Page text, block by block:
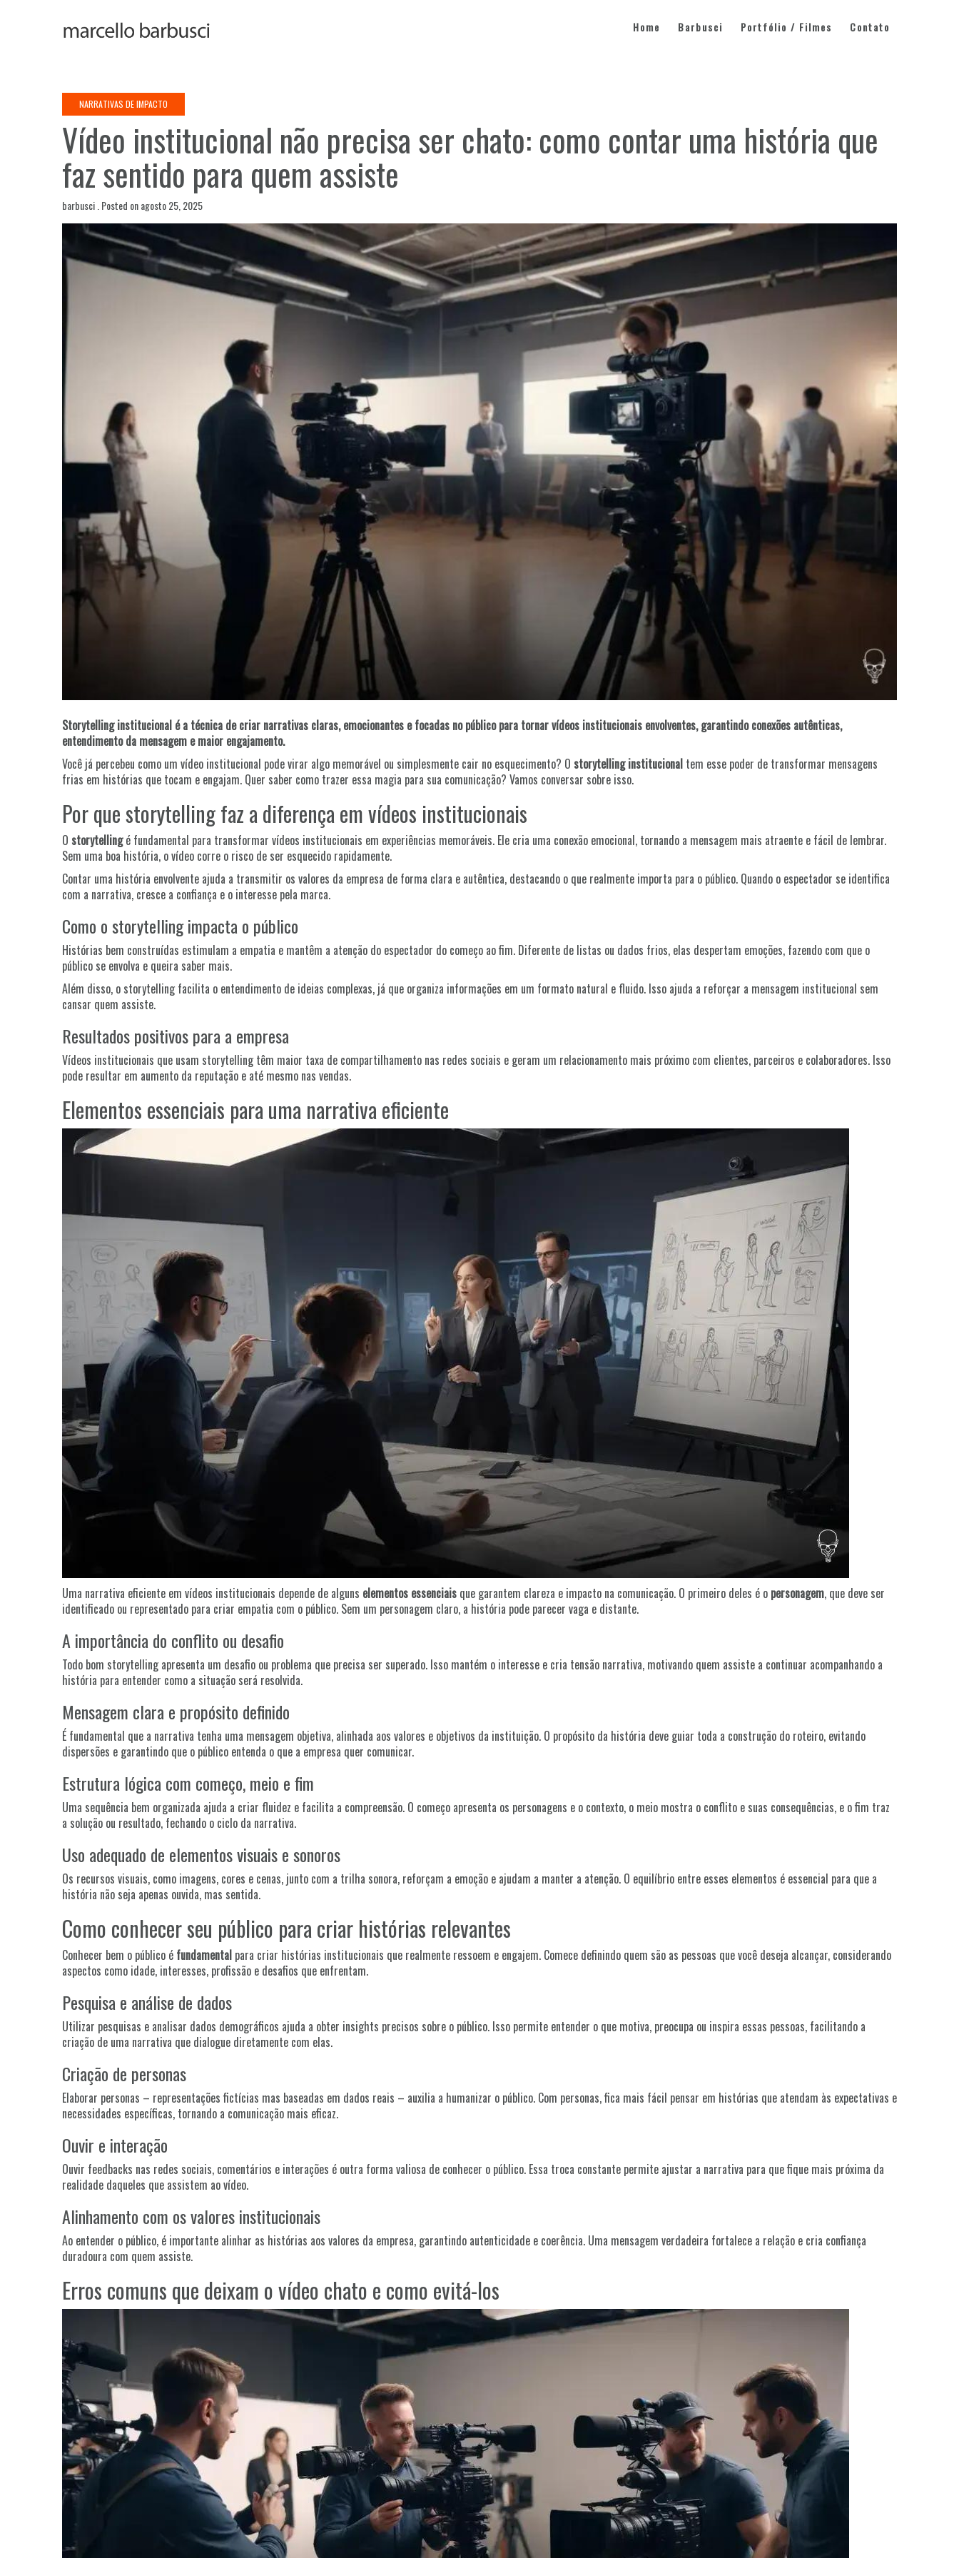
Home Barbusci Portfólio / Filmes Contato
NARRATIVAS DE IMPACTO
Vídeo institucional não precisa ser chato: como contar uma história que
faz sentido para quem assiste
barbusci . Posted onagosto 25, 2025
Storytelling institucional é a técnica de criar narrativas claras, emocionantes e focadas no público para tornar vídeos institucionais envolventes, garantindo conexões autênticas,
entendimento da mensagem e maior engajamento.
Você já percebeu como um vídeo institucional pode virar algo memorável ou simplesmente cair no esquecimento? O storytelling institucional tem esse poder de transformar mensagens
frias em histórias que tocam e engajam. Quer saber como trazer essa magia para sua comunicação? Vamos conversar sobre isso.
Por que storytelling faz a diferença em vídeos institucionais
O storytellingé fundamental para transformar vídeos institucionais em experiências memoráveis. Ele cria uma conexão emocional, tornando a mensagem mais atraente e fácil de lembrar.
Sem uma boa história, o vídeo corre o risco de ser esquecido rapidamente.
Contar uma história envolvente ajuda a transmitir os valores da empresa de forma clara e autêntica, destacando o que realmente importa para o público. Quando o espectador se identifica
com a narrativa, cresce a confiança e o interesse pela marca.
Como o storytelling impacta o público
Histórias bem construídas estimulam a empatia e mantêm a atenção do espectador do começo ao fim. Diferente de listas ou dados frios, elas despertam emoções, fazendo com que o
público se envolva e queira saber mais.
Além disso, o storytelling facilita o entendimento de ideias complexas, já que organiza informações em um formato natural e fluido. Isso ajuda a reforçar a mensagem institucional sem
cansar quem assiste.
Resultados positivos para a empresa
Vídeos institucionais que usam storytelling têm maior taxa de compartilhamento nas redes sociais e geram um relacionamento mais próximo com clientes, parceiros e colaboradores. Isso
pode resultar em aumento da reputação e até mesmo nas vendas.
Elementos essenciais para uma narrativa eficiente
Uma narrativa eficiente em vídeos institucionais depende de alguns elementos essenciais que garantem clareza e impacto na comunicação. O primeiro deles é o personagem, que deve ser
identificado ou representado para criar empatia com o público. Sem um personagem claro, a história pode parecer vaga e distante.
A importância do conflito ou desafio
Todo bom storytelling apresenta um desafio ou problema que precisa ser superado. Isso mantém o interesse e cria tensão narrativa, motivando quem assiste a continuar acompanhando a
história para entender como a situação será resolvida.
Mensagem clara e propósito definido
É fundamental que a narrativa tenha uma mensagem objetiva, alinhada aos valores e objetivos da instituição. O propósito da história deve guiar toda a construção do roteiro, evitando
dispersões e garantindo que o público entenda o que a empresa quer comunicar.
Estrutura lógica com começo, meio e fim
Uma sequência bem organizada ajuda a criar fluidez e facilita a compreensão. O começo apresenta os personagens e o contexto, o meio mostra o conflito e suas consequências, e o fim traz
a solução ou resultado, fechando o ciclo da narrativa.
Uso adequado de elementos visuais e sonoros
Os recursos visuais, como imagens, cores e cenas, junto com a trilha sonora, reforçam a emoção e ajudam a manter a atenção. O equilíbrio entre esses elementos é essencial para que a
história não seja apenas ouvida, mas sentida.
Como conhecer seu público para criar histórias relevantes
Conhecer bem o público é fundamental para criar histórias institucionais que realmente ressoem e engajem. Comece definindo quem são as pessoas que você deseja alcançar, considerando
aspectos como idade, interesses, profissão e desafios que enfrentam.
Pesquisa e análise de dados
Utilizar pesquisas e analisar dados demográficos ajuda a obter insights precisos sobre o público. Isso permite entender o que motiva, preocupa ou inspira essas pessoas, facilitando a
criação de uma narrativa que dialogue diretamente com elas.
Criação de personas
Elaborar personas – representações fictícias mas baseadas em dados reais – auxilia a humanizar o público. Com personas, fica mais fácil pensar em histórias que atendam às expectativas e
necessidades específicas, tornando a comunicação mais eficaz.
Ouvir e interação
Ouvir feedbacks nas redes sociais, comentários e interações é outra forma valiosa de conhecer o público. Essa troca constante permite ajustar a narrativa para que fique mais próxima da
realidade daqueles que assistem ao vídeo.
Alinhamento com os valores institucionais
Ao entender o público, é importante alinhar as histórias aos valores da empresa, garantindo autenticidade e coerência. Uma mensagem verdadeira fortalece a relação e cria confiança
duradoura com quem assiste.
Erros comuns que deixam o vídeo chato e como evitá-los